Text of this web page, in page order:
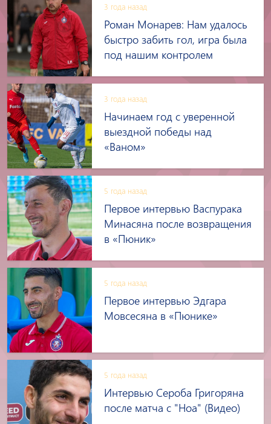
3 года назад
Роман Монарев: Нам удалось
быстро забить гол, игра была
под нашим контролем
3 года назад
Начинаем год с уверенной
выездной победы над
«Ваном»
5 года назад
Первое интервью Васпурака
Минасяна после возвращения
в «Пюник»
5 года назад
Первое интервью Эдгара
Мовсесяна в «Пюнике»
5 года назад
Интервью Сероба Григоряна
после матча с "Ноа" (Видео)